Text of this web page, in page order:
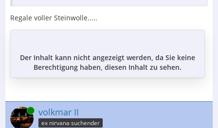
VG,
Sascha
Regale voller Steinwolle.....
Der Inhalt kann nicht angezeigt werden, da Sie keine
Berechtigung haben, diesen Inhalt zu sehen.
Online volkmar II
ex nirvana suchender